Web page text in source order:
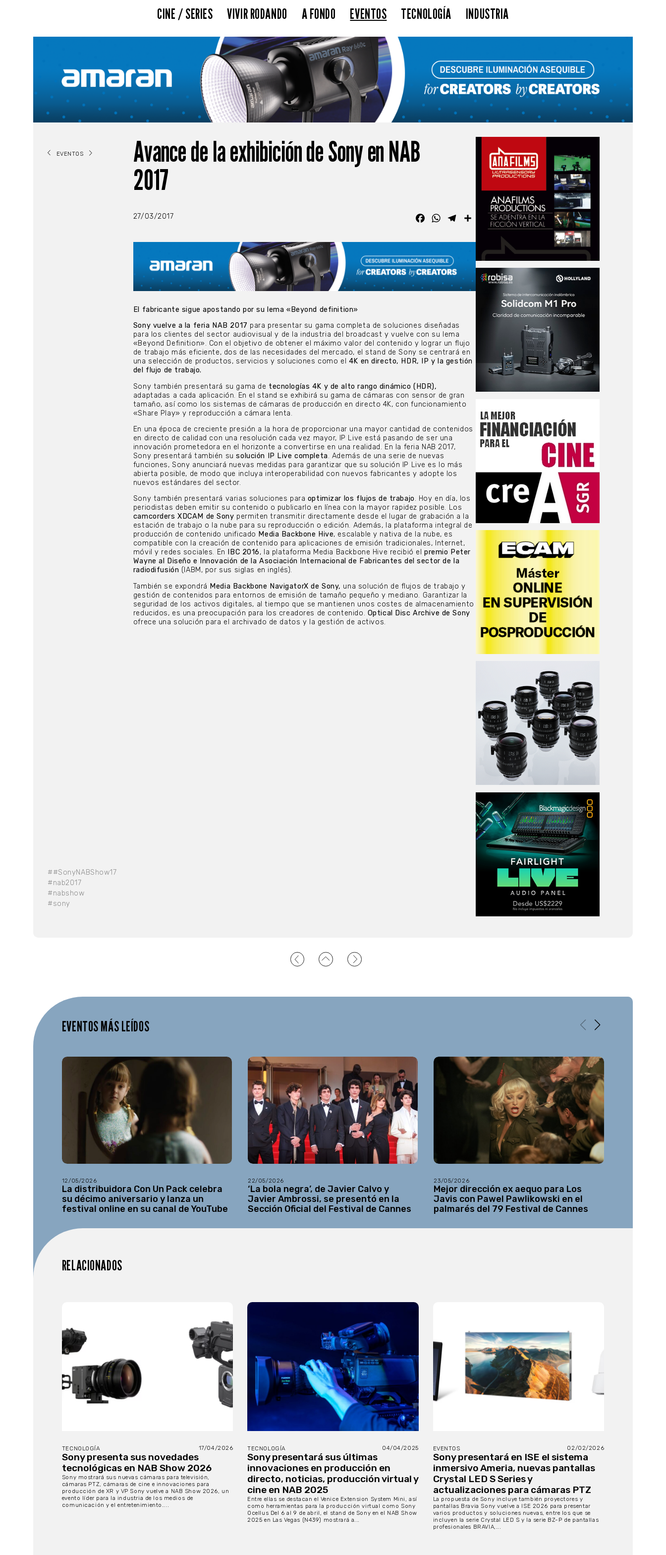
CINE / SERIES VIVIR RODANDO A FONDO EVENTOS TECNOLOGÍA INDUSTRIA
EVENTOS
##SonyNABShow17
#nab2017
#nabshow
#sony
Avance de la exhibición de Sony en NAB
2017
27/03/2017 FacebookWhatsAppTelegramCompartir
El fabricante sigue apostando por su lema «Beyond definition»
Sony vuelve a la feria NAB 2017 para presentar su gama completa de soluciones diseñadas
para los clientes del sector audiovisual y de la industria del broadcast y vuelve con su lema
«Beyond Definition». Con el objetivo de obtener el máximo valor del contenido y lograr un flujo
de trabajo más eficiente, dos de las necesidades del mercado, el stand de Sony se centrará en
una selección de productos, servicios y soluciones como el 4K en directo, HDR, IP y la gestión
del flujo de trabajo.
Sony también presentará su gama de tecnologías 4K y de alto rango dinámico (HDR),
adaptadas a cada aplicación. En el stand se exhibirá su gama de cámaras con sensor de gran
tamaño, así como los sistemas de cámaras de producción en directo 4K, con funcionamiento
«Share Play» y reproducción a cámara lenta.
En una época de creciente presión a la hora de proporcionar una mayor cantidad de contenidos
en directo de calidad con una resolución cada vez mayor, IP Live está pasando de ser una
innovación prometedora en el horizonte a convertirse en una realidad. En la feria NAB 2017,
Sony presentará también su solución IP Live completa. Además de una serie de nuevas
funciones, Sony anunciará nuevas medidas para garantizar que su solución IP Live es lo más
abierta posible, de modo que incluya interoperabilidad con nuevos fabricantes y adopte los
nuevos estándares del sector.
Sony también presentará varias soluciones para optimizar los flujos de trabajo. Hoy en día, los
periodistas deben emitir su contenido o publicarlo en línea con la mayor rapidez posible. Los
camcorders XDCAM de Sony permiten transmitir directamente desde el lugar de grabación a la
estación de trabajo o la nube para su reproducción o edición. Además, la plataforma integral de
producción de contenido unificado Media Backbone Hive, escalable y nativa de la nube, es
compatible con la creación de contenido para aplicaciones de emisión tradicionales, Internet,
móvil y redes sociales. En
IBC 2016, la plataforma Media Backbone Hive recibió elpremio Peter
Wayne al Diseño e Innovación de la Asociación Internacional de Fabricantes del sector de la
radiodifusión (IABM, por sus siglas en inglés).
También se expondrá Media Backbone NavigatorX de Sony, una solución de flujos de trabajo y
gestión de contenidos para entornos de emisión de tamaño pequeño y mediano. Garantizar la
seguridad de los activos digitales, al tiempo que se mantienen unos costes de almacenamiento
reducidos, es una preocupación para los creadores de contenido. Optical Disc Archive de Sony
ofrece una solución para el archivado de datos y la gestión de activos.
EVENTOS MÁS LEÍDOS
12/05/2026
La distribuidora Con Un Pack celebra
su décimo aniversario y lanza un
festival online en su canal de YouTube
22/05/2026
‘La bola negra’, de Javier Calvo y
Javier Ambrossi, se presentó en la
Sección Oficial del Festival de Cannes
23/05/2026
Mejor dirección ex aequo para Los
Javis con Pawel Pawlikowski en el
palmarés del 79 Festival de Cannes
RELACIONADOS
TECNOLOGÍA 17/04/2026
Sony presenta sus novedades
tecnológicas en NAB Show 2026
Sony mostrará sus nuevas cámaras para televisión,
cámaras PTZ, cámaras de cine e innovaciones para
producción de XR y VP Sony vuelve a NAB Show 2026, un
evento líder para la industria de los medios de
comunicación y el entretenimiento....
TECNOLOGÍA 04/04/2025
Sony presentará sus últimas
innovaciones en producción en
directo, noticias, producción virtual y
cine en NAB 2025
Entre ellas se destacan el Venice Extension System Mini, así
como herramientas para la producción virtual como Sony
Ocellus Del 6 al 9 de abril, el stand de Sony en el NAB Show
2025 en Las Vegas (N439) mostrará a...
EVENTOS 02/02/2026
Sony presentará en ISE el sistema
inmersivo Ameria, nuevas pantallas
Crystal LED S Series y
actualizaciones para cámaras PTZ
La propuesta de Sony incluye también proyectores y
pantallas Bravia Sony vuelve a ISE 2026 para presentar
varios productos y soluciones nuevas, entre los que se
incluyen la serie Crystal LED S y la serie BZ-P de pantallas
profesionales BRAVIA,...